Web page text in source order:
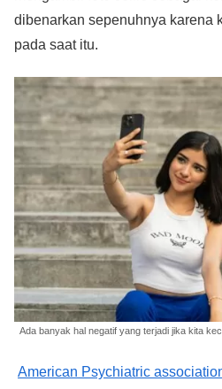
dibenarkan sepenuhnya karena
pada saat itu.
Ada banyak hal negatif yang terjadi jika kita
American Psychiatric